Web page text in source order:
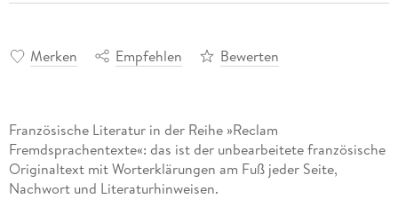
Merken Empfehlen Bewerten
Französische Literatur in der Reihe »Reclam
Fremdsprachentexte«: das ist der unbearbeitete französische
Originaltext mit Worterklärungen am Fuß jeder Seite,
Nachwort und Literaturhinweisen.